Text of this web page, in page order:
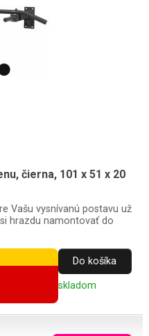
čierna, 101 x 51 x 20
Vašu vysnívanú postavu už
hrazdu namontovať do
Do košíka
skladom